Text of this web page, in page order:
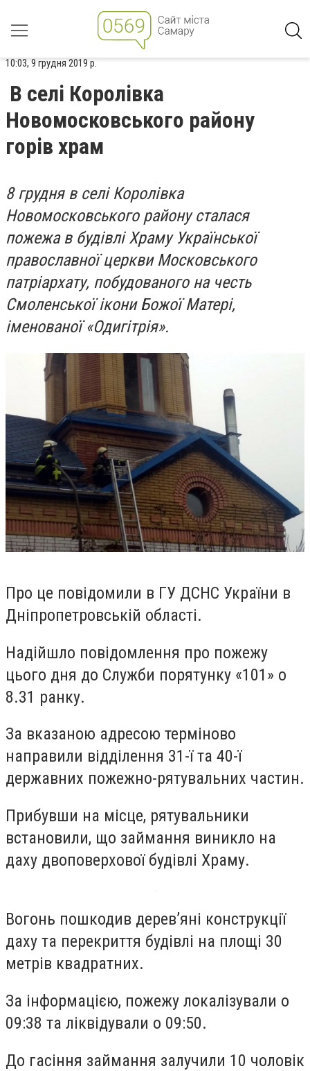
10:03, 9 грудня 2019 р.
В селі Королівка
Новомосковського району
горів храм
8 грудня в селі Королівка
Новомосковського району сталася
пожежа в будівлі Храму Української
православної церкви Московського
патріархату, побудованого на честь
Смоленської ікони Божої Матері,
іменованої «Одигітрія».
Про це повідомили в ГУ ДСНС України в
Дніпропетровській області.
Надійшло повідомлення про пожежу
цього дня до Служби порятунку «101» о
8.31 ранку.
За вказаною адресою терміново
направили відділення 31-ї та 40-ї
державних пожежно-рятувальних частин.
Прибувши на місце, рятувальники
встановили, що займання виникло на
даху двоповерхової будівлі Храму.
Вогонь пошкодив дерев’яні конструкції
даху та перекриття будівлі на площі 30
метрів квадратних.
За інформацією, пожежу локалізували о
09:38 та ліквідували о 09:50.
До гасіння займання залучили 10 чоловік